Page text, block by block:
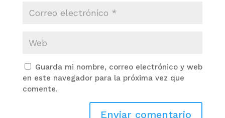
Guarda mi nombre, correo electrónico y web
en este navegador para la próxima vez que
comente.